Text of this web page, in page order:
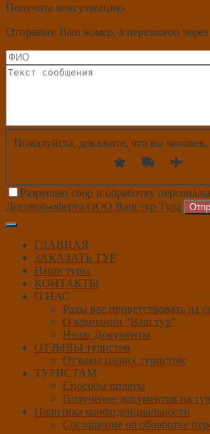
Получите консультацию
Отправьте Ваш номер, я перезвоню
Пожалуйста, докажите, что вы
Разрешаю сбор и обработку
Договор-оферта ООО Ваш тур Тула
ГЛАВНАЯ
ЗАКАЗАТЬ ТУР
Наши туры
КОНТАКТЫ
О НАС
Рады вас приветствовать на
О компании “Ваш тур”
Наши Документы
ОТЗЫВЫ туристов
Отзывы наших туристов:
ТУРИСТАМ
Способы оплаты
Получение документов на тур
Политика конфиденциальности
Соглашение об обработке